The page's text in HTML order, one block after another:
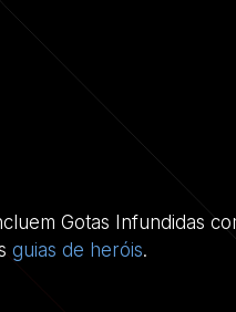
Gotas Infundidas
guias de heróis.